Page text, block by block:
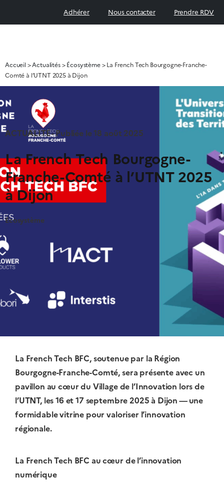
Adhérer Nous contacter Prendre RDV
Accueil >Actualités>Écosystème>La French Tech Bourgogne-Franche-
Comté à l’UTNT 2025 à Dijon
ACTUALITÉ - Publiée le18 août 2025
La French Tech Bourgogne-
Franche-Comté à l’UTNT 2025
à Dijon
Écosystème
La French Tech BFC, soutenue par la Région
Bourgogne-Franche-Comté, sera présente avec un
pavillon au cœur du Village de l’Innovation lors de
l’UTNT, les 16 et 17 septembre 2025 à Dijon — une
formidable vitrine pour valoriser l’innovation
régionale.
La French Tech BFC au cœur de l’innovation
numérique